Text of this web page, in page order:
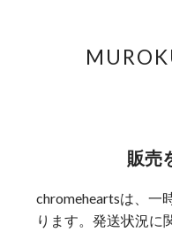
販売
chromeheartsは、一
ります。発送状況に